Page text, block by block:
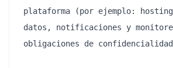
plataforma (por ejemplo:
datos, notificaciones y
obligaciones de